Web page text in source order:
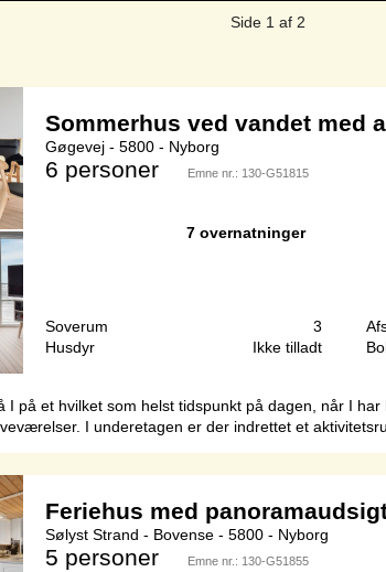
Side 1 af 2
Sommerhus ved vandet med
Gøgevej - 5800 - Nyborg
6 personer Emne nr.: 130-G51815
7 overnatninger
Soverum
3
Husdyr
Ikke tilladt
på et hvilket som helst tidspunkt på dagen, når I
I underetagen er der indrettet et
Feriehus med
Sølyst Strand - Bovense - 5800 - Nyborg
5 personer Emne nr.: 130-G51855